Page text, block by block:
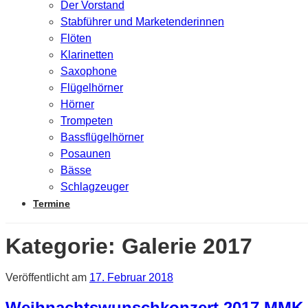
Der Vorstand
Stabführer und Marketenderinnen
Flöten
Klarinetten
Saxophone
Flügelhörner
Hörner
Trompeten
Bassflügelhörner
Posaunen
Bässe
Schlagzeuger
Termine
Kategorie: Galerie 2017
Veröffentlicht am 17. Februar 2018